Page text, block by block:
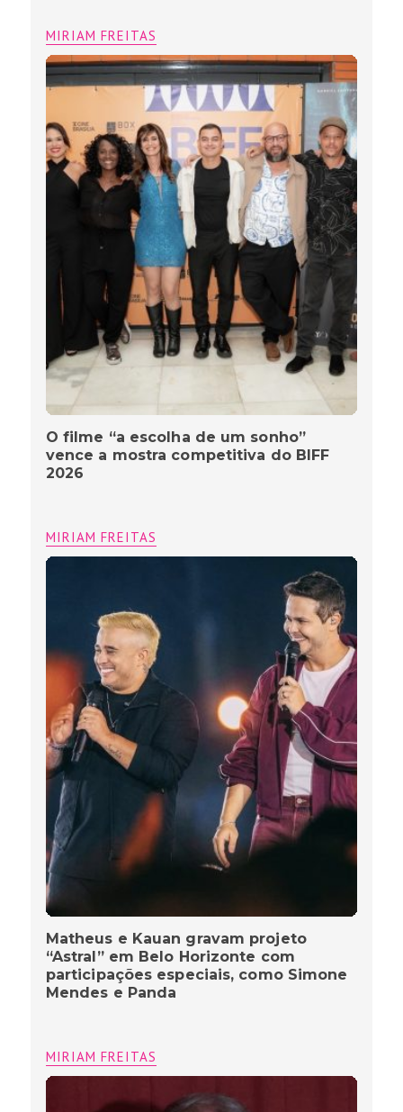
vence a mostra competitiva do BIFF
2026
MIRIAM FREITAS
“Astral” em Belo Horizonte com
participações especiais, como Simone
MIRIAM FREITAS
pré-estreia no Rio de Janeiro, reúne
famosos e transforma o cinema em
arquibancada